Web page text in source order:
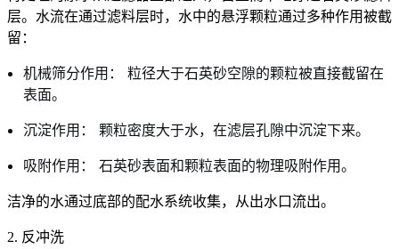
层。水流在通过滤料层时，水中的悬浮颗粒通过多种作用被截
留：
机械筛分作用： 粒径大于石英砂空隙的颗粒被直接截留在
表面。
沉淀作用： 颗粒密度大于水，在滤层孔隙中沉淀下来。
吸附作用： 石英砂表面和颗粒表面的物理吸附作用。
洁净的水通过底部的配水系统收集，从出水口流出。
2. 反冲洗